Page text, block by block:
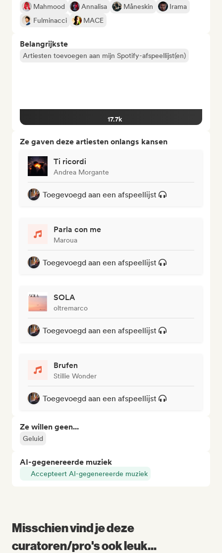
Mahmood Annalisa Måneskin
Irama
Fulminacci
MACE
Belangrijkste
Artiesten toevoegen aan mijn Spotify-afspeellijst(en)
17.7k
Ze gaven deze artiesten onlangs kansen
Ti ricordi
Andrea Morgante
Toegevoegd aan een afspeellijst
Parla con me
Maroua
Toegevoegd aan een afspeellijst
SOLA
oltremarco
Toegevoegd aan een afspeellijst
Brufen
Stillie Wonder
Toegevoegd aan een afspeellijst
Ze willen geen...
Geluid
AI-gegenereerde muziek
Accepteert AI-gegenereerde muziek
Misschien vind je deze
curatoren/pro's ook leuk...